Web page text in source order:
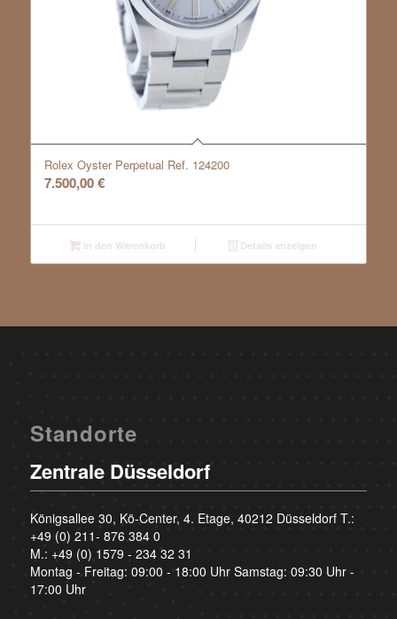
Rolex Oyster Perpetual Ref. 124200
7.500,00€
In den Warenkorb Details anzeigen
Standorte
Zentrale Düsseldorf
Königsallee 30, Kö-Center, 4. Etage, 40212 Düsseldorf T.:
+49 (0) 211- 876 384 0
M.: +49 (0) 1579 - 234 32 31
Montag - Freitag: 09:00 - 18:00 Uhr Samstag: 09:30 Uhr -
17:00 Uhr